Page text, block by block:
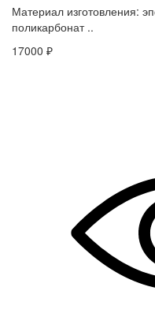
Материал изготовления:
поликарбонат ..
17000 ₽